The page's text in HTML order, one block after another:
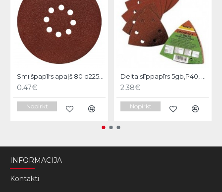
Smilšpapīrs apaļš 80 d225mm TS38R, Hardy
0.47€
Nopirkt
Delta slīppapīrs 5gb,P40, KWB
2.38€
Nopirkt
INFORMĀCIJA
Kontakti